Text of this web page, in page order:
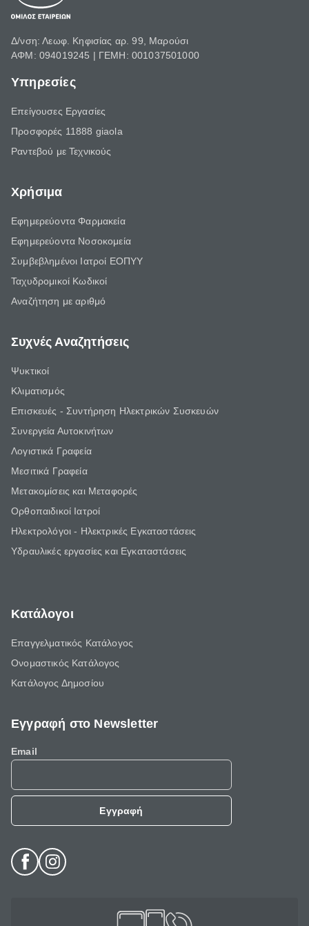
Δ/νση: Λεωφ. Κηφισίας αρ. 99, Μαρούσι
ΑΦΜ: 094019245 | ΓΕΜΗ: 001037501000
Υπηρεσίες
Επείγουσες Εργασίες
Προσφορές 11888 giaola
Ραντεβού με Τεχνικούς
Χρήσιμα
Εφημερεύοντα Φαρμακεία
Εφημερεύοντα Νοσοκομεία
Συμβεβλημένοι Ιατροί ΕΟΠΥΥ
Ταχυδρομικοί Κωδικοί
Αναζήτηση με αριθμό
Συχνές Αναζητήσεις
Ψυκτικοί
Κλιματισμός
Επισκευές - Συντήρηση Ηλεκτρικών Συσκευών
Συνεργεία Αυτοκινήτων
Λογιστικά Γραφεία
Μεσιτικά Γραφεία
Μετακομίσεις και Μεταφορές
Ορθοπαιδικοί Ιατροί
Ηλεκτρολόγοι - Ηλεκτρικές Εγκαταστάσεις
Υδραυλικές εργασίες και Εγκαταστάσεις
Κατάλογοι
Επαγγελματικός Κατάλογος
Ονομαστικός Κατάλογος
Κατάλογος Δημοσίου
Εγγραφή στο Newsletter
Email
Εγγραφή